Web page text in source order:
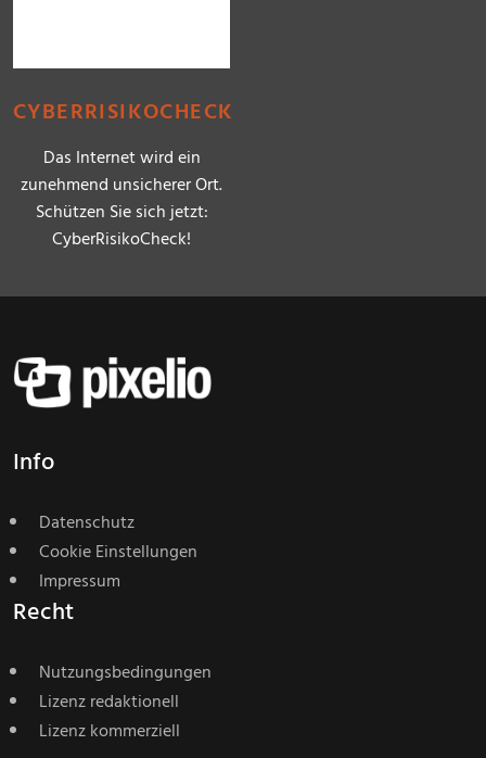
CYBERRISIKOCHECK
Das Internet wird ein
zunehmend unsicherer Ort.
Schützen Sie sich jetzt:
CyberRisikoCheck!
Info
Datenschutz
Cookie Einstellungen
Impressum
Recht
Nutzungsbedingungen
Lizenz redaktionell
Lizenz kommerziell